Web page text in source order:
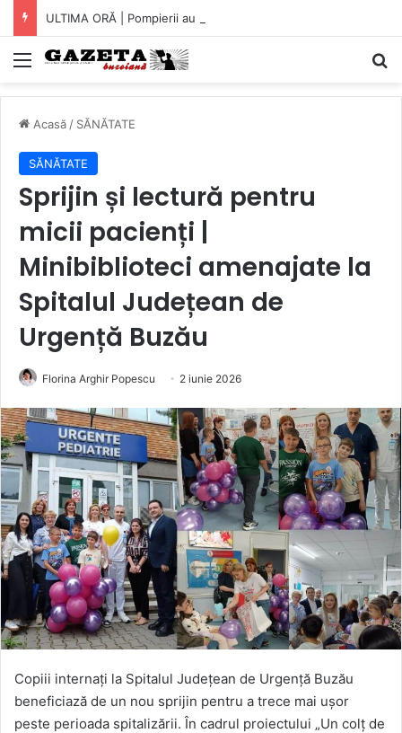
Mediu
Acasă / SĂNĂTATE
SĂNĂTATE
Sprijin și lectură pentru
micii pacienți |
Minibiblioteci amenajate la
Spitalul Județean de
Urgență Buzău
Florina Arghir Popescu 2 iunie 2026
Copiii internați la Spitalul Județean de Urgență Buzău
beneficiază de un nou sprijin pentru a trece mai ușor
peste perioada spitalizării. În cadrul proiectului „Un colț de